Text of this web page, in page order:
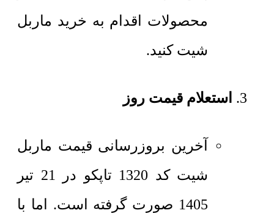
محصولات اقدام به خرید ماربل
شیت کنید.
استعلام قیمت روز
آخرین بروزرسانی قیمت ماربل
شیت کد 1320 تاپکو در 21 تیر
1405 صورت گرفته است. اما با